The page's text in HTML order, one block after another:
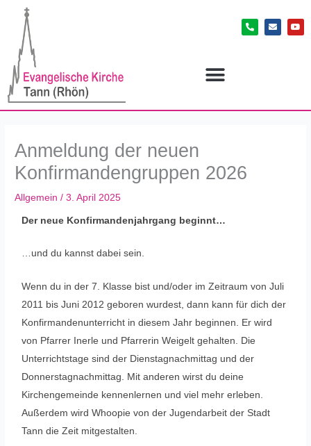
springen
P
h
o
E
n
v
Y
o
u
Anmeldung der neuen
Konfirmandengruppen 2026
Allgemein /3. April 2025
Der neue Konfirmandenjahrgang beginnt…
…und du kannst dabei sein.
Wenn du in der 7. Klasse bist und/oder im Zeitraum von Juli
2011 bis Juni 2012 geboren wurdest, dann kann für dich der
Konfirmandenunterricht in diesem Jahr beginnen. Er wird
von Pfarrer Inerle und Pfarrerin Weigelt gehalten. Die
Unterrichtstage sind der Dienstagnachmittag und der
Donnerstagnachmittag. Mit anderen wirst du deine
Kirchengemeinde kennenlernen und viel mehr erleben.
Außerdem wird Whoopie von der Jugendarbeit der Stadt
Tann die Zeit mitgestalten.